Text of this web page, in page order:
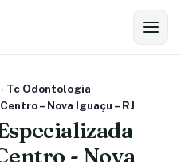
› Tc Odontologia
– Nova Iguaçu – RJ
- Nova